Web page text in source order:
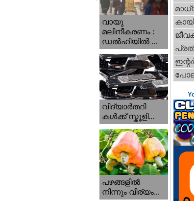
വായു
മലിനീകരണം :
ഡൽഹിയിൽ ...
വിദ്യാർത്ഥി
കൾക്ക് സ്കൂളി...
പഴങ്ങളില്‍
നിന്നും വീര്യം...